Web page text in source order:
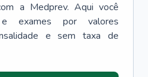
a Medprev. Aqui você
e exames por valores
e sem taxa de